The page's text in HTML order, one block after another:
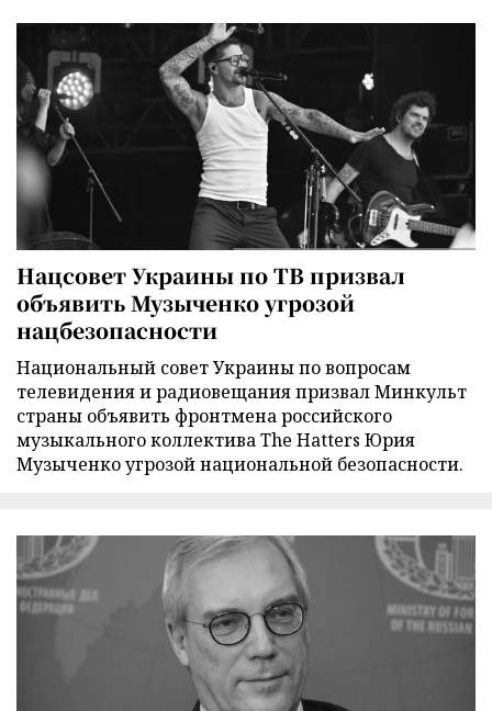
Нацсовет Украины по ТВ призвал
объявить Музыченко угрозой
нацбезопасности
Национальный совет Украины по вопросам
телевидения и радиовещания призвал Минкульт
страны объявить фронтмена российского
музыкального коллектива The Hatters Юрия
Музыченко угрозой национальной безопасности.